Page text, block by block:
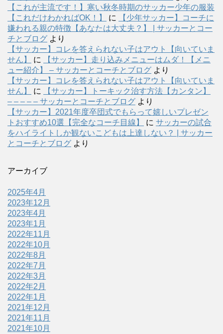
【これが主流です！】寒い秋冬時期のサッカー少年の服装
【これだけわかればOK！】
に
【少年サッカー】コーチに
嫌われる親の特徴【あなたは大丈夫？】 | サッカーとコー
チとブログ より
【サッカー】コレを答えられない子はアウト【向いていま
せん】
に
【サッカー】走り込みメニューはムダ！【メニ
ュー紹介】 – サッカーとコーチとブログ より
【サッカー】コレを答えられない子はアウト【向いていま
せん】
に
【サッカー】トーキック治す方法【カンタン】
– – – – – サッカーとコーチとブログ より
【サッカー】2021年度卒団式でもらって嬉しいプレゼン
トおすすめ10選【完全なコーチ目線】
に サッカーの試合
をハイライトしか観ないこどもは上達しない？ | サッカー
とコーチとブログ より
アーカイブ
2025年4月
2023年12月
2023年4月
2023年1月
2022年11月
2022年10月
2022年8月
2022年7月
2022年3月
2022年2月
2022年1月
2021年12月
2021年11月
2021年10月